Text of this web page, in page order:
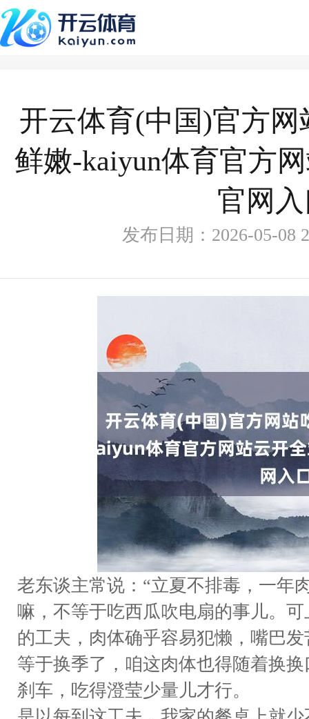
开云体育(中国)官方
鲜嫩-kaiyun体育官方
官网
发布日期：2026-05-
老东谈主常说：“立夏不排毒，一年
嘛，不等于吃西瓜吹电扇的事儿。
的工夫，肉体确乎容易犯懒，嘴巴
等于换季了，咱这肉体也得随着换
刹车，吃得澄莹少量儿才行。